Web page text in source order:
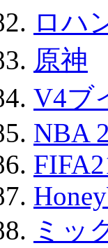
ロハ
原神
V4ブ
NBA
ミッ